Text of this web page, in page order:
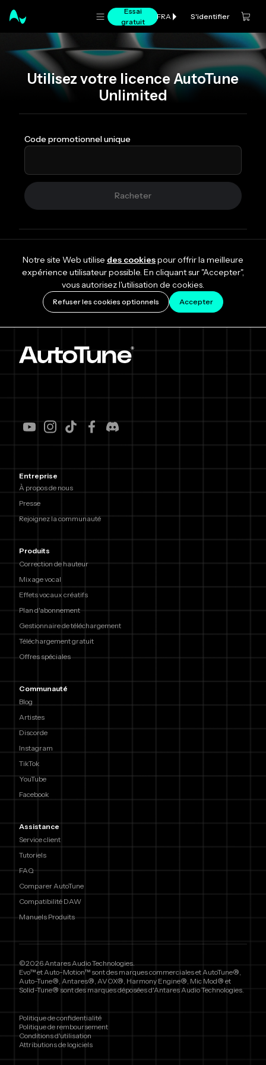
Essai
gratuit
FRA S'identifier
Utilisez votre licence AutoTune
Unlimited
Code promotionnel unique
Racheter
Notre site Web utilise des cookiespour offrir la meilleure
expérience utilisateur possible. En cliquant sur "Accepter",
vous autorisez l'utilisation de cookies.
Refuser les cookies optionnels Accepter
Entreprise
À propos de nous
Presse
Rejoignez la communauté
Produits
Correction de hauteur
Mixage vocal
Effets vocaux créatifs
Plan d'abonnement
Gestionnaire de téléchargement
Téléchargement gratuit
Offres spéciales
Communauté
Blog
Artistes
Discorde
Instagram
TikTok
YouTube
Facebook
Assistance
Service client
Tutoriels
FAQ
Comparer AutoTune
Compatibilité DAW
Manuels Produits
©2026 Antares Audio Technologies.
Evo™ et Auto-Motion™ sont des marques commerciales et AutoTune®,
Auto-Tune®, Antares®, AVOX®, Harmony Engine®, Mic Mod® et
Solid-Tune® sont des marques déposées d'Antares Audio Technologies.
Politique de confidentialité
Politique de remboursement
Conditions d'utilisation
Attributions de logiciels